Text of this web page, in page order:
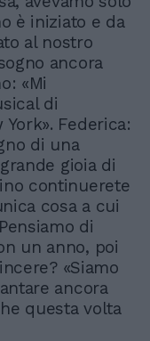
è iniziato e da
al nostro
ancora
«Mi
di
Federica:
di una
gioia di
continuerete
cosa a cui
di
un anno, poi
«Siamo
ancora
questa volta